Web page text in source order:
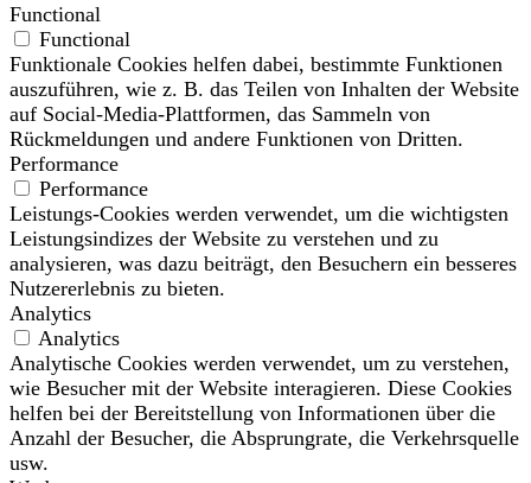
Functional
Functional
Funktionale Cookies helfen dabei, bestimmte Funktionen
auszuführen, wie z. B. das Teilen von Inhalten der Website
auf Social-Media-Plattformen, das Sammeln von
Rückmeldungen und andere Funktionen von Dritten.
Performance
Performance
Leistungs-Cookies werden verwendet, um die wichtigsten
Leistungsindizes der Website zu verstehen und zu
analysieren, was dazu beiträgt, den Besuchern ein besseres
Nutzererlebnis zu bieten.
Analytics
Analytics
Analytische Cookies werden verwendet, um zu verstehen,
wie Besucher mit der Website interagieren. Diese Cookies
helfen bei der Bereitstellung von Informationen über die
Anzahl der Besucher, die Absprungrate, die Verkehrsquelle
usw.